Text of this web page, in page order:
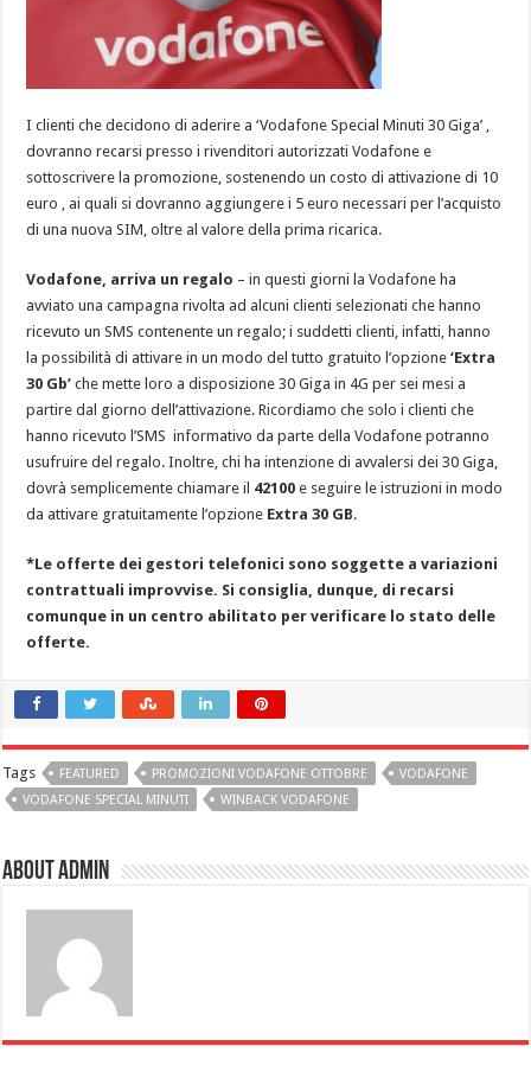
I clienti che decidono di aderire a ‘Vodafone Special Minuti 30 Giga’ ,
dovranno recarsi presso i rivenditori autorizzati Vodafone e
sottoscrivere la promozione, sostenendo un costo di attivazione di 10
euro , ai quali si dovranno aggiungere i 5 euro necessari per l’acquisto
di una nuova SIM, oltre al valore della prima ricarica.
Vodafone, arriva un regalo – in questi giorni la Vodafone ha
avviato una campagna rivolta ad alcuni clienti selezionati che hanno
ricevuto un SMS contenente un regalo; i suddetti clienti, infatti, hanno
la possibilità di attivare in un modo del tutto gratuito l’opzione‘Extra
30 Gb’ che mette loro a disposizione 30 Giga in 4G per sei mesi a
partire dal giorno dell’attivazione. Ricordiamo che solo i clienti che
hanno ricevuto l’SMS informativo da parte della Vodafone potranno
usufruire del regalo. Inoltre, chi ha intenzione di avvalersi dei 30 Giga,
dovrà semplicemente chiamare il 42100 e seguire le istruzioni in modo
da attivare gratuitamente l’opzione Extra 30 GB.
*Le offerte dei gestori telefonici sono soggette a variazioni
contrattuali improvvise. Si consiglia, dunque, di recarsi
comunque in un centro abilitato per verificare lo stato delle
offerte.
Tags FEATURED PROMOZIONI VODAFONE OTTOBRE
VODAFONE
VODAFONE SPECIAL MINUTI
WINBACK VODAFONE
About admin